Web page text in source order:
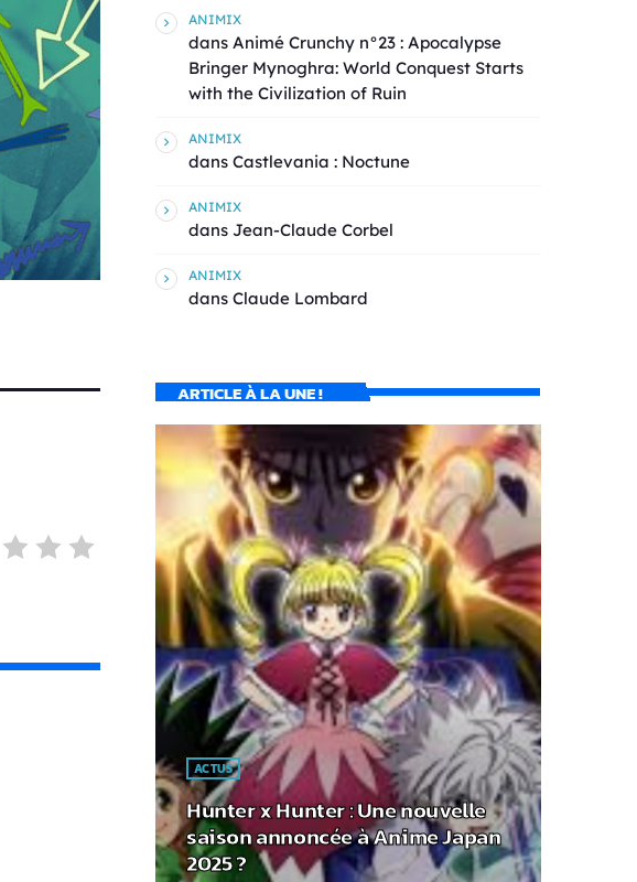
ANIMIX
dans Animé Crunchy n°23 : Apocalypse
Bringer Mynoghra: World Conquest Starts
with the Civilization of Ruin
ANIMIX
dans Castlevania : Noctune
ANIMIX
dans Jean-Claude Corbel
ANIMIX
dans Claude Lombard
ARTICLE À LA UNE !
ACTUS
Hunter x Hunter : Une nouvelle
saison annoncée à Anime Japan
2025 ?